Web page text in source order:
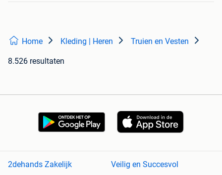
Home Kleding | Heren Truien en Vesten
8.526 resultaten
2dehands Zakelijk Veilig en Succesvol